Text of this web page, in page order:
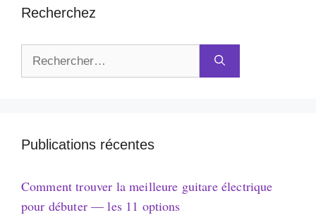
Recherchez
Publications récentes
Comment trouver la meilleure guitare électrique
pour débuter — les 11 options